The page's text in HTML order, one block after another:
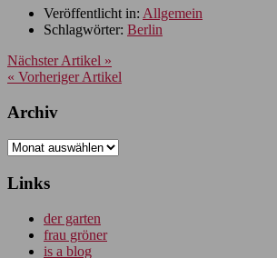
Veröffentlicht in: Allgemein
Schlagwörter: Berlin
Nächster Artikel »
« Vorheriger Artikel
Archiv
Archiv
Links
der garten
frau gröner
is a blog